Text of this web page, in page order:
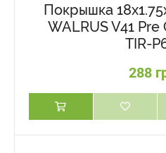
Покрышка
WALRUS V41 Pre
TIR-
288